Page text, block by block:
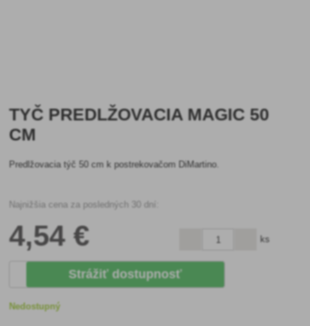
TYČ PREDLŽOVACIA MAGIC 50
CM
Predlžovacia týč 50 cm k postrekovačom DiMartino.
Najnižšia cena za posledných 30 dní:
4,54 € ks
Strážiť dostupnosť
Nedostupný